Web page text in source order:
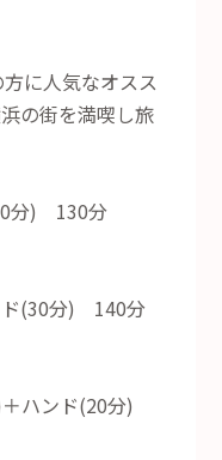
に人気なオスス
の街を満喫し旅
分) 130分
ド(30分) 140分
＋ハンド(20分)